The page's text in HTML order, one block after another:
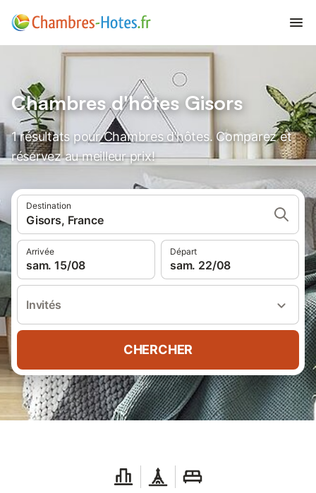
Chambres d'hôtes Gisors
1 résultats pour Chambres d’hôtes. Comparez et
réservez au meilleur prix!
Destination
Gisors, France
Arrivée
sam. 15/08
Départ
sam. 22/08
Invités
CHERCHER